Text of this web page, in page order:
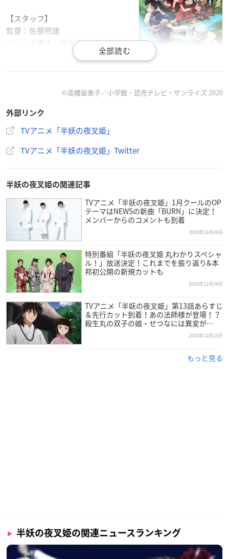
【スタッフ】
監督：佐藤照雄
シリーズ構成：隅沢克之
メインキャラクターデザイン：高橋留
アニメーション制作：サンライズ
製作：サンライズ、小学館、読売テレビ
【キャスト】
せつな役：小松未可子
もろは役：田所あずさ
※敬称略
©高橋留美子／小学館・読売テレビ・サンライズ 2020
外部リンク
TVアニメ「半妖の夜叉姫」
TVアニメ「半妖の夜叉姫」Twitter
半妖の夜叉姫の関連記事
TVアニメ「半妖の夜叉姫」1月クールのOP
テーマはNEWSの新曲「BURN」に決定！
メンバーからのコメントも到着
2020年12月26日
特別番組「半妖の夜叉姫 丸わかりスペシャ
ル！」放送決定！これまでを振り返り&本
邦初公開の新規カットも
2020年12月24日
TVアニメ「半妖の夜叉姫」第13話あらすじ
＆先行カット到着！あの法師様が登場！？
殺生丸の双子の娘・せつなには異変が…
2020年12月23日
もっと見る
半妖の夜叉姫の関連ニュースランキング